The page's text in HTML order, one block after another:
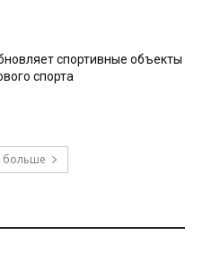
спортивные объекты
спорта
больше